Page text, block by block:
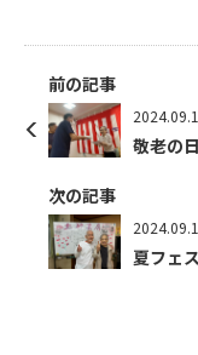
前の記事
敬老の
次の記事
夏フェ